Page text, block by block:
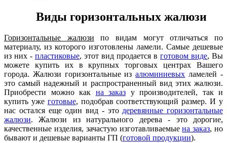
Виды горизонтальных жалюзи
Горизонтальные жалюзи по видам могут отличаться по
материалу, из которого изготовлены ламели. Самые дешевые
из них - пластиковые, этот вид продается в готовом виде, Вы
можете купить их в крупных торговых центрах Вашего
города. Жалюзи горизонтальные изалюминиевых ламелей -
это самый надежный и распространенный вид этих жалюзи.
Приобрести можно как на заказ у производителей, так и
купить уже готовые, подобрав соответствующий размер. И у
нас остался еще один вид - этодеревянные горизонтальные
жалюзи. Жалюзи из натурального дерева - это дорогие,
качественные изделия, зачастую изготавливаемыена заказ, но
бывают и дешевые варианты ГП (готовой продукции).